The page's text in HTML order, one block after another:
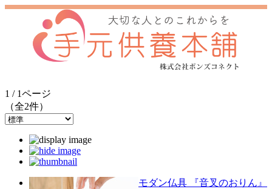
1 / 1ページ
（全2件）
モダン仏具 『音叉のおりん』